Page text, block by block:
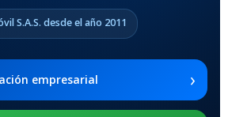
Samsung Galaxy Tab A8 10.5
2021 SM-x200 / Samsung
x205
SOPORTE DE APOYO
S.A.S. desde el año 2011
empresarial ›